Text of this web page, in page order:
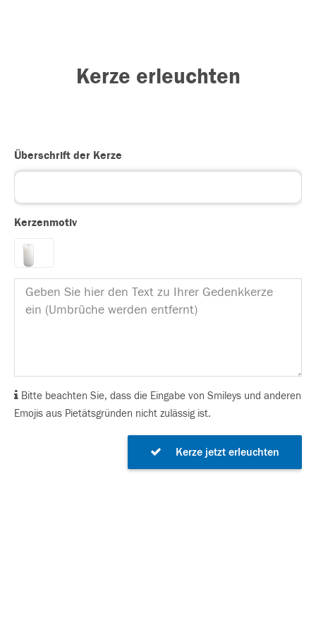
Kerze erleuchten
Überschrift der Kerze
Kerzenmotiv
Bitte beachten Sie, dass die Eingabe von Smileys und anderen
Emojis aus Pietätsgründen nicht zulässig ist.
Kerze jetzt erleuchten